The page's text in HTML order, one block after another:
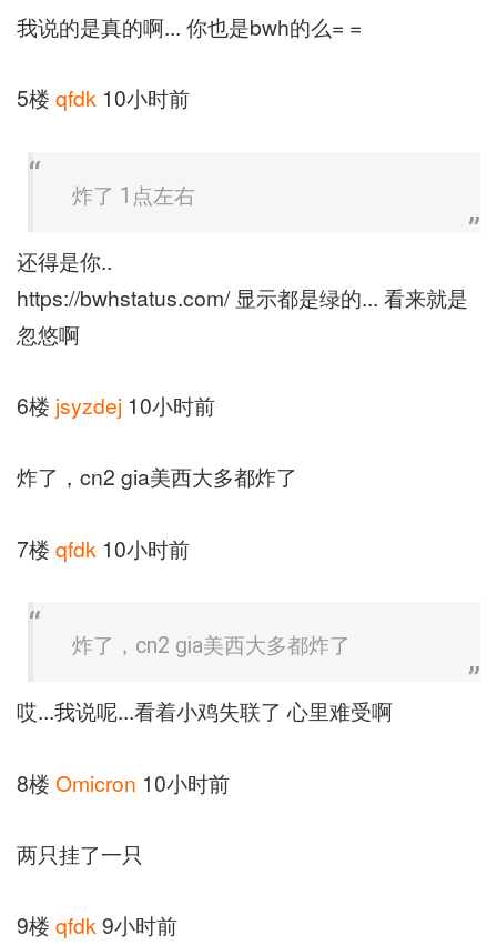
我说的是真的啊... 你也是bwh的么= =
5楼 qfdk 10小时前
炸了 1点左右
还得是你..
https://bwhstatus.com/ 显示都是绿的... 看来就是
忽悠啊
6楼 jsyzdej 10小时前
炸了，cn2 gia美西大多都炸了
7楼 qfdk 10小时前
炸了，cn2 gia美西大多都炸了
哎...我说呢...看着小鸡失联了 心里难受啊
8楼 Omicron 10小时前
两只挂了一只
9楼 qfdk9小时前